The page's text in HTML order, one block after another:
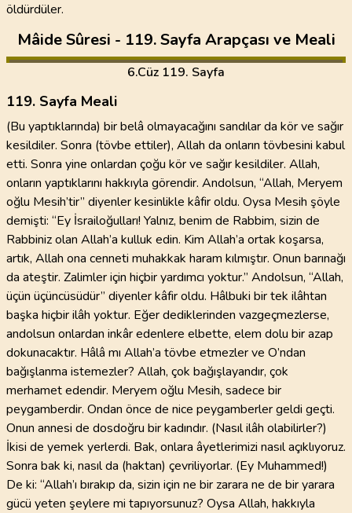
öldürdüler.
Mâide Sûresi - 119. Sayfa Arapçası ve Meali
6.Cüz 119. Sayfa
119. Sayfa Meali
(Bu yaptıklarında) bir belâ olmayacağını sandılar da kör ve sağır
kesildiler. Sonra (tövbe ettiler), Allah da onların tövbesini kabul
etti. Sonra yine onlardan çoğu kör ve sağır kesildiler. Allah,
onların yaptıklarını hakkıyla görendir. Andolsun, “Allah, Meryem
oğlu Mesih’tir” diyenler kesinlikle kâfir oldu. Oysa Mesih şöyle
demişti: “Ey İsrailoğulları! Yalnız, benim de Rabbim, sizin de
Rabbiniz olan Allah’a kulluk edin. Kim Allah’a ortak koşarsa,
artık, Allah ona cenneti muhakkak haram kılmıştır. Onun barınağı
da ateştir. Zalimler için hiçbir yardımcı yoktur.” Andolsun, “Allah,
üçün üçüncüsüdür” diyenler kâfir oldu. Hâlbuki bir tek ilâhtan
başka hiçbir ilâh yoktur. Eğer dediklerinden vazgeçmezlerse,
andolsun onlardan inkâr edenlere elbette, elem dolu bir azap
dokunacaktır. Hâlâ mı Allah’a tövbe etmezler ve O’ndan
bağışlanma istemezler? Allah, çok bağışlayandır, çok
merhamet edendir. Meryem oğlu Mesih, sadece bir
peygamberdir. Ondan önce de nice peygamberler geldi geçti.
Onun annesi de dosdoğru bir kadındır. (Nasıl ilâh olabilirler?)
İkisi de yemek yerlerdi. Bak, onlara âyetlerimizi nasıl açıklıyoruz.
Sonra bak ki, nasıl da (haktan) çevriliyorlar. (Ey Muhammed!)
De ki: “Allah’ı bırakıp da, sizin için ne bir zarara ne de bir yarara
gücü yeten şeylere mi tapıyorsunuz? Oysa Allah, hakkıyla